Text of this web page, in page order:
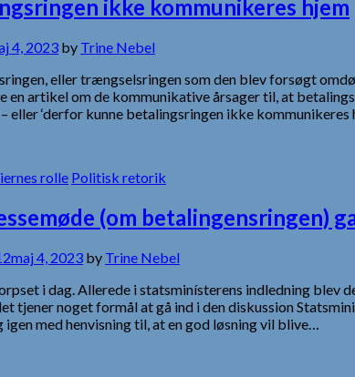
ikke kommunikeres hjem
4, 2023 by Trine Nebel
eller trængselsringen som den blev forsøgt
artikel om de kommunikative årsager til, at
‘derfor kunne betalingsringen ikke
rolle Politisk retorik
(om betalingensringen)
maj 4, 2023 by Trine Nebel
i dag. Allerede i statsminísterens indledning
tjener noget formål at gå ind i den diskussion
igen med henvisning til, at en god løsning vil blive…